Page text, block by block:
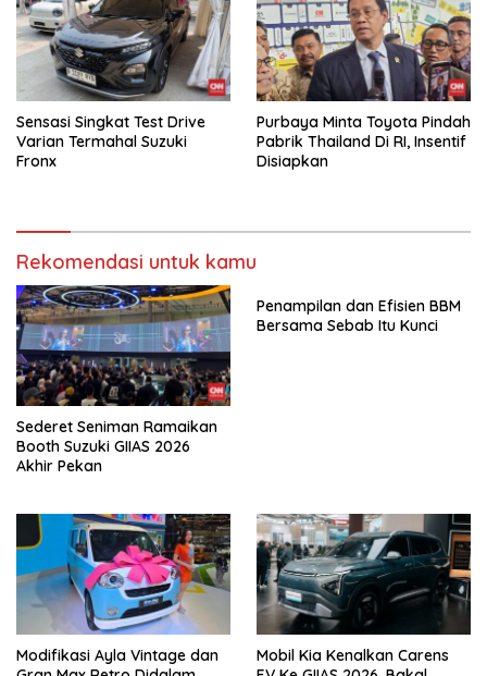
Sensasi Singkat Test Drive
Varian Termahal Suzuki
Fronx
Purbaya Minta Toyota Pindah
Pabrik Thailand Di RI, Insentif
Disiapkan
Rekomendasi untuk kamu
Sederet Seniman Ramaikan
Booth Suzuki GIIAS 2026
Akhir Pekan
Penampilan dan Efisien BBM
Bersama Sebab Itu Kunci
Modifikasi Ayla Vintage dan
Mobil Kia Kenalkan Carens